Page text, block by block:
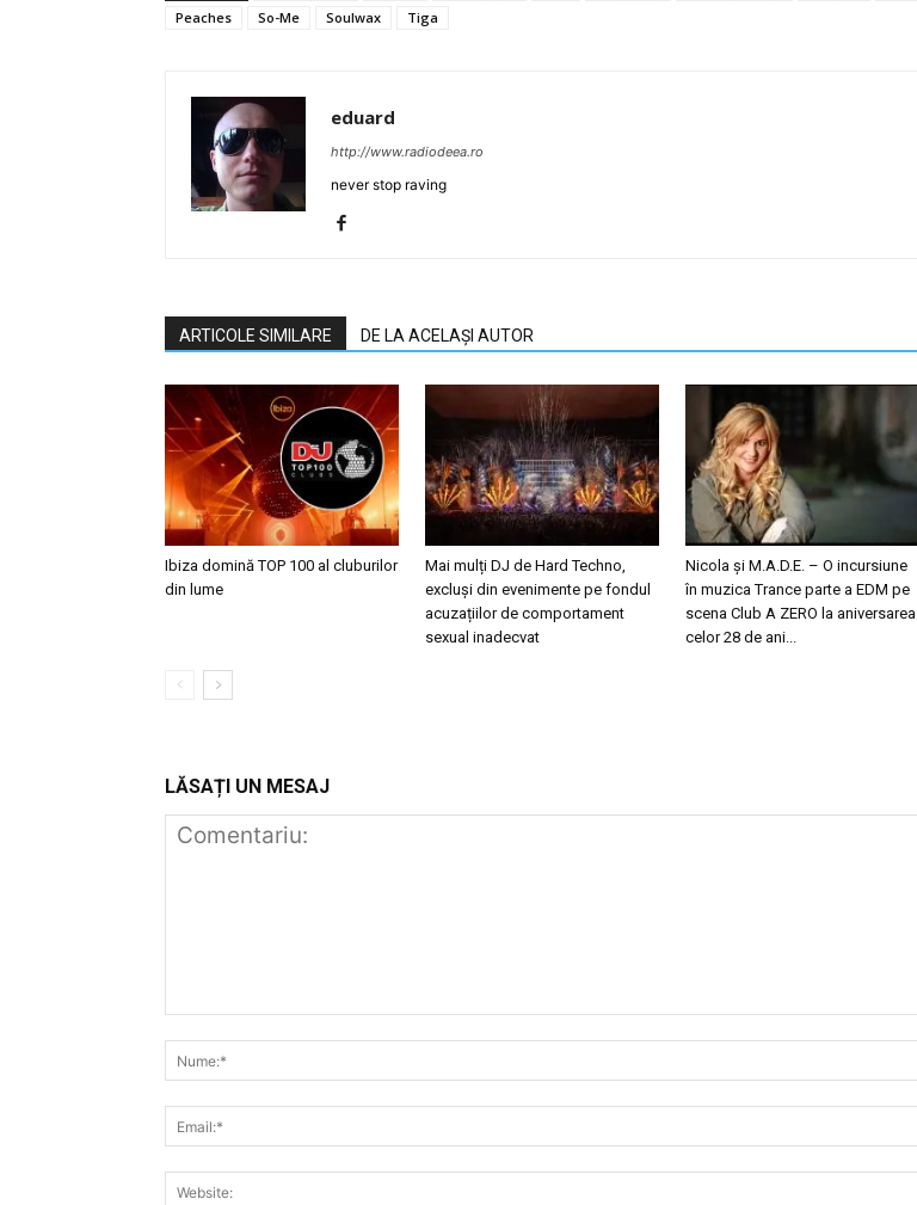
Peaches
So-Me Soulwax Tiga
eduard
http://www.radiodeea.ro
never stop raving
ARTICOLE SIMILARE DE LA ACELAȘI AUTOR
Ibiza domină TOP 100 al cluburilor
din lume
Mai mulți DJ de Hard Techno,
excluși din evenimente pe fondul
acuzațiilor de comportament
sexual inadecvat
Nicola și M.A.D.E. – O incursiune
în muzica Trance parte a EDM pe
scena Club A ZERO la aniversarea
celor 28 de ani...
LĂSAȚI UN MESAJ